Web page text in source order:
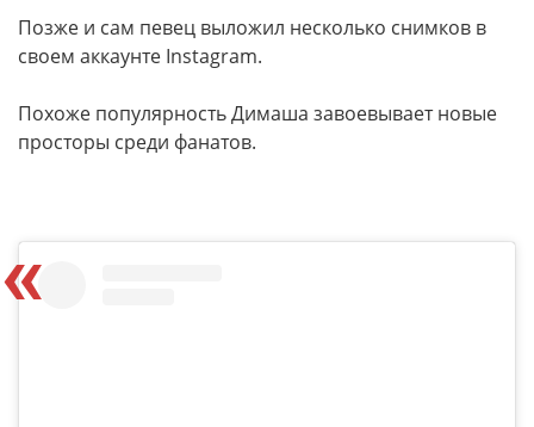
Позже и сам певец выложил несколько снимков в
своем аккаунте Instagram.
Похоже популярность Димаша завоевывает новые
просторы среди фанатов.